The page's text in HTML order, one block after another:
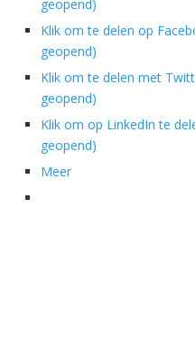
geopend)
Klik om te delen op
geopend)
Klik om te delen met
geopend)
Klik om op LinkedIn te
geopend)
Meer